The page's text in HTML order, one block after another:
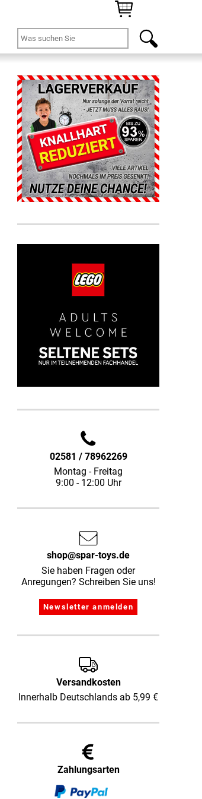
02581 / 78962269
Montag - Freitag
9:00 - 12:00 Uhr
shop@spar-toys.de
Sie haben Fragen oder
Anregungen? Schreiben Sie uns!
Versandkosten
Innerhalb Deutschlands ab 5,99 €
Zahlungsarten